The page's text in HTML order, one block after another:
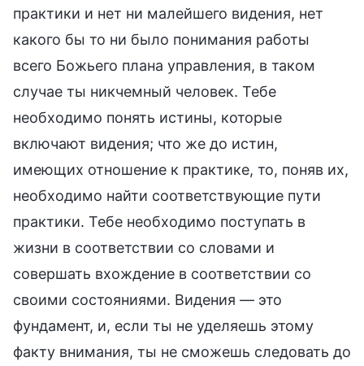
практики и нет ни малейшего видения, нет
какого бы то ни было понимания работы
всего Божьего плана управления, в таком
случае ты никчемный человек. Тебе
необходимо понять истины, которые
включают видения; что же до истин,
имеющих отношение к практике, то, поняв их,
необходимо найти соответствующие пути
практики. Тебе необходимо поступать в
жизни в соответствии со словами и
совершать вхождение в соответствии со
своими состояниями. Видения — это
фундамент, и, если ты не уделяешь этому
факту внимания, ты не сможешь следовать до